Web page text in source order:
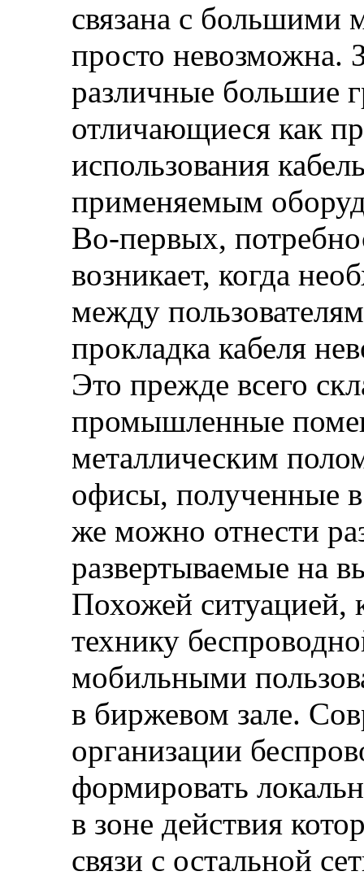
связана с большими
просто невозможна.
различные большие
отличающиеся как
использования
применяемым
Во-первых,
возникает, когда
между
прокладка кабеля
Это прежде всего
промышленные
металлическим
офисы, полученные
же можно отнести
развертываемые на
Похожей ситуацией,
технику
мобильными
в биржевом зале.
организации
формировать
в зоне действия
связи с остальной